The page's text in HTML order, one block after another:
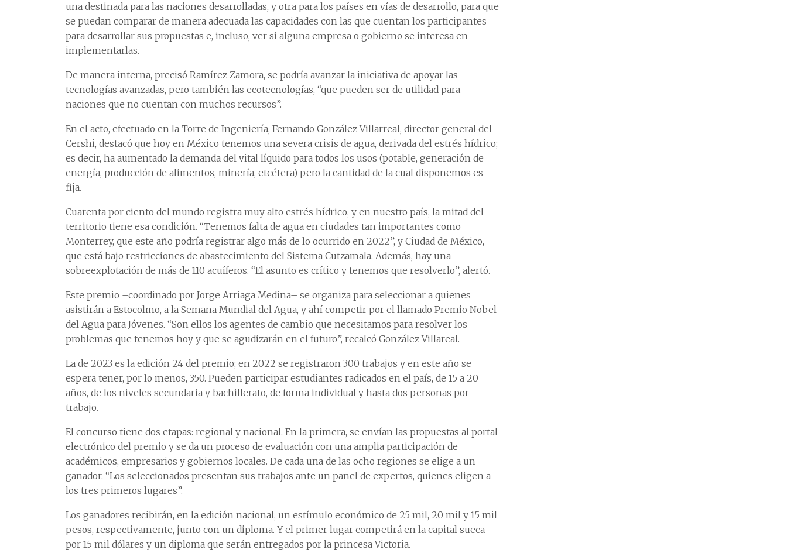
una destinada para las naciones desarrolladas, y otra para los países en vías de desarrollo, para que
se puedan comparar de manera adecuada las capacidades con las que cuentan los participantes
para desarrollar sus propuestas e, incluso, ver si alguna empresa o gobierno se interesa en
implementarlas.
De manera interna, precisó Ramírez Zamora, se podría avanzar la iniciativa de apoyar las
tecnologías avanzadas, pero también las ecotecnologías, “que pueden ser de utilidad para
naciones que no cuentan con muchos recursos”.
En el acto, efectuado en la Torre de Ingeniería, Fernando González Villarreal, director general del
Cershi, destacó que hoy en México tenemos una severa crisis de agua, derivada del estrés hídrico;
es decir, ha aumentado la demanda del vital líquido para todos los usos (potable, generación de
energía, producción de alimentos, minería, etcétera) pero la cantidad de la cual disponemos es
fija.
Cuarenta por ciento del mundo registra muy alto estrés hídrico, y en nuestro país, la mitad del
territorio tiene esa condición. “Tenemos falta de agua en ciudades tan importantes como
Monterrey, que este año podría registrar algo más de lo ocurrido en 2022”, y Ciudad de México,
que está bajo restricciones de abastecimiento del Sistema Cutzamala. Además, hay una
sobreexplotación de más de 110 acuíferos. “El asunto es crítico y tenemos que resolverlo”, alertó.
Este premio –coordinado por Jorge Arriaga Medina– se organiza para seleccionar a quienes
asistirán a Estocolmo, a la Semana Mundial del Agua, y ahí competir por el llamado Premio Nobel
del Agua para Jóvenes. “Son ellos los agentes de cambio que necesitamos para resolver los
problemas que tenemos hoy y que se agudizarán en el futuro”, recalcó González Villareal.
La de 2023 es la edición 24 del premio; en 2022 se registraron 300 trabajos y en este año se
espera tener, por lo menos, 350. Pueden participar estudiantes radicados en el país, de 15 a 20
años, de los niveles secundaria y bachillerato, de forma individual y hasta dos personas por
trabajo.
El concurso tiene dos etapas: regional y nacional. En la primera, se envían las propuestas al portal
electrónico del premio y se da un proceso de evaluación con una amplia participación de
académicos, empresarios y gobiernos locales. De cada una de las ocho regiones se elige a un
ganador. “Los seleccionados presentan sus trabajos ante un panel de expertos, quienes eligen a
los tres primeros lugares”.
Los ganadores recibirán, en la edición nacional, un estímulo económico de 25 mil, 20 mil y 15 mil
pesos, respectivamente, junto con un diploma. Y el primer lugar competirá en la capital sueca
por 15 mil dólares y un diploma que serán entregados por la princesa Victoria.